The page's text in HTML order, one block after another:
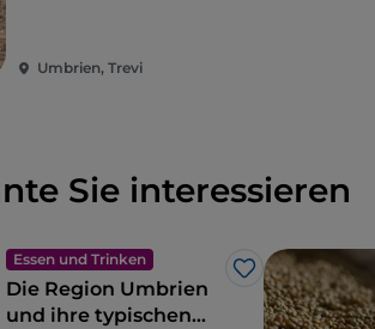
Umbrien, Trevi
Sie interessieren
Essen und Trinken
Like
Die Region Umbrien
und ihre typischen